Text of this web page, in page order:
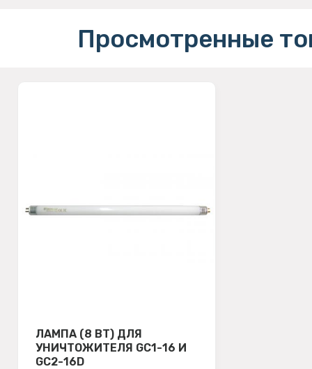
Просмотренные
ЛАМПА (8 ВТ) ДЛЯ
УНИЧТОЖИТЕЛЯ GC1-16 И
GC2-16D